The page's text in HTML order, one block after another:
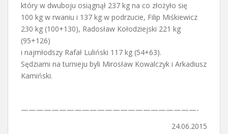
który w dwuboju osiągnął 237 kg na co złożyło się
100 kg w rwaniu i 137 kg w podrzucie, Filip Miśkiewicz
230 kg (100+130), Radosław Kołodziejski 221 kg
(95+126)
i najmłodszy Rafał Luliński 117 kg (54+63).
Sędziami na turnieju byli Mirosław Kowalczyk i Arkadiusz
Kamiński.
———————————————————————-
24.06.2015